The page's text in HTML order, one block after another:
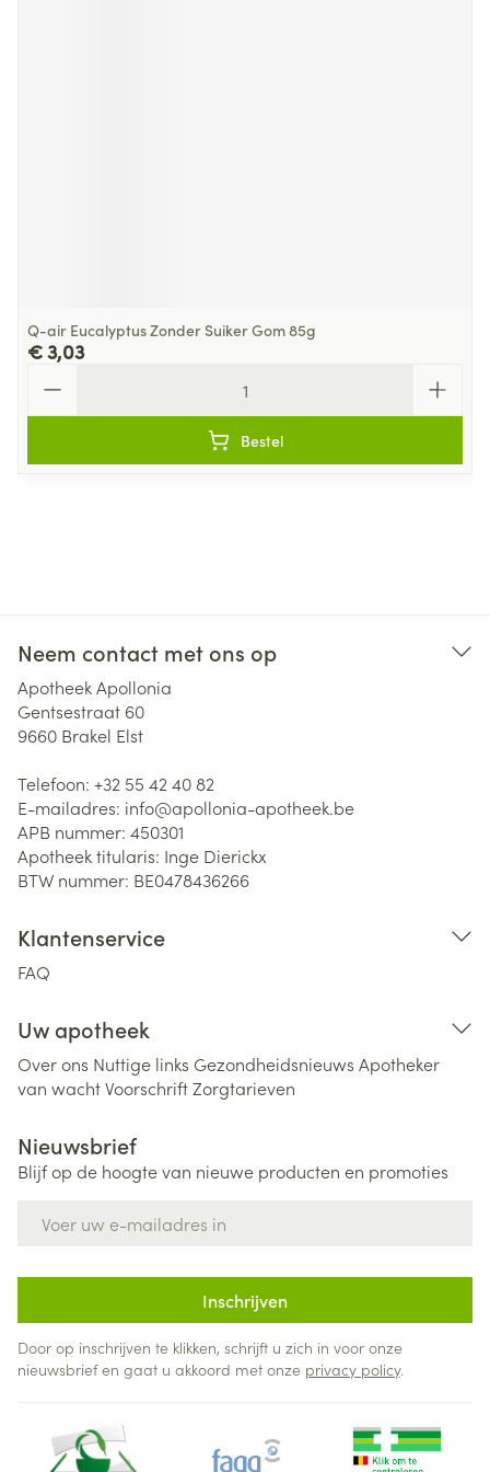
Q-air Eucalyptus Zonder Suiker Gom 85g
€ 3,03
Bestel
Neem contact met ons op
Apotheek Apollonia
Gentsestraat 60
9660 Brakel Elst
Telefoon: +32 55 42 40 82
E-mailadres: info@apollonia-apotheek.be
APB nummer: 450301
Apotheek titularis: Inge Dierickx
BTW nummer: BE0478436266
Klantenservice
FAQ
Uw apotheek
Over ons Nuttige links Gezondheidsnieuws Apotheker
van wachtVoorschriftZorgtarieven
Nieuwsbrief
Blijf op de hoogte van nieuwe producten en promoties
Inschrijven
Door op inschrijven te klikken, schrijft u zich in voor onze
nieuwsbrief en gaat u akkoord met onze privacy policy.